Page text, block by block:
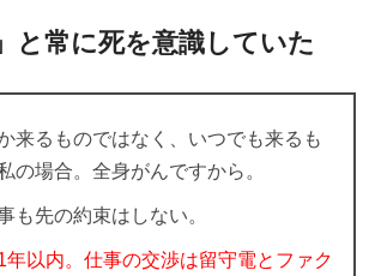
と常に死を意識していた
来るものではなく、いつでも来るも
の場合。全身がんですから。
も先の約束はしない。
年以内。仕事の交渉は留守電とファク